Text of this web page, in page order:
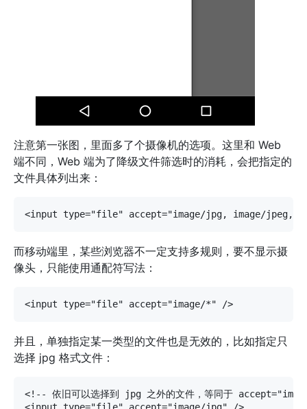
注意第一张图，里面多了个摄像机的选项。这里和 Web
端不同，Web 端为了降级文件筛选时的消耗，会把指定的
文件具体列出来：
而移动端里，某些浏览器不一定支持多规则，要不显示摄
像头，只能使用通配符写法：
并且，单独指定某一类型的文件也是无效的，比如指定只
选择 jpg 格式文件：
<!-- 依旧可以选择到 jpg 之外的文件，等同于